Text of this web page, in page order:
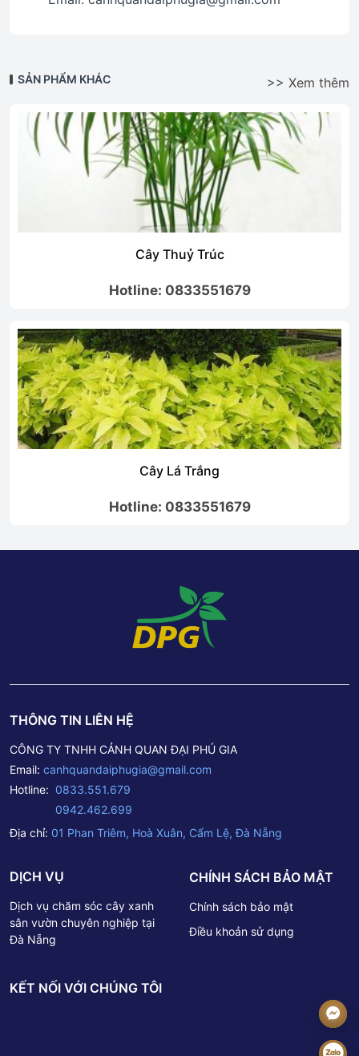
SẢN PHẨM KHÁC >> Xem thêm
Cây Thuỷ Trúc
Hotline: 0833551679
Cây Lá Trắng
Hotline: 0833551679
THÔNG TIN LIÊN HỆ
CÔNG TY TNHH CẢNH QUAN ĐẠI PHÚ GIA
Email: canhquandaiphugia@gmail.com
Hotline: 0833.551.679
0942.462.699
Địa chỉ: 01 Phan Triêm, Hoà Xuân, Cẩm Lệ, Đà Nẵng
DỊCH VỤ
Dịch vụ chăm sóc cây xanh
sân vườn chuyên nghiệp tại
Đà Nẵng
CHÍNH SÁCH BẢO MẬT
Chính sách bảo mật
Điều khoản sử dụng
KẾT NỐI VỚI CHÚNG TÔI